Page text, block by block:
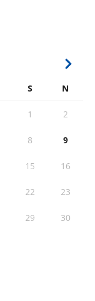
S N
1 2
8 9
15 16
22 23
29 30